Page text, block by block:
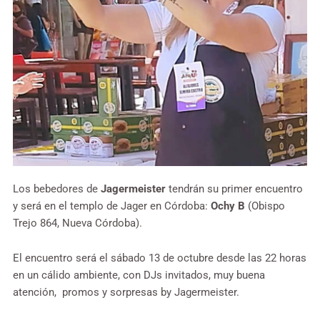
Los bebedores de Jagermeister tendrán su primer encuentro
y será en el templo de Jager en Córdoba: Ochy B (Obispo
Trejo 864, Nueva Córdoba).
El encuentro será el sábado 13 de octubre desde las 22 horas
en un cálido ambiente, con DJs invitados, muy buena
atención, promos y sorpresas by Jagermeister.